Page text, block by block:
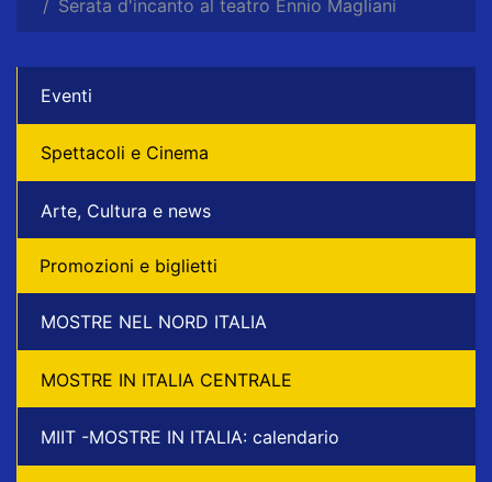
Serata d'incanto al teatro Ennio Magliani
Eventi
Spettacoli e Cinema
Arte, Cultura e news
Promozioni e biglietti
MOSTRE NEL NORD ITALIA
MOSTRE IN ITALIA CENTRALE
MIIT -MOSTRE IN ITALIA: calendario